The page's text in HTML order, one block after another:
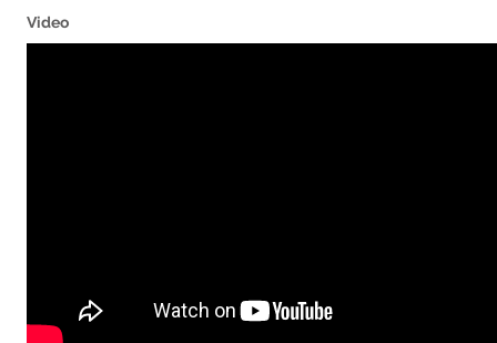
Video